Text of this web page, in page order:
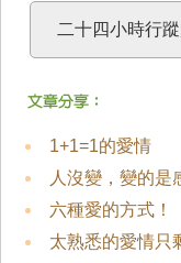
二十四小時行
1+1=1的愛情
人沒變，變的是
六種愛的方式！
太熟悉的愛情只